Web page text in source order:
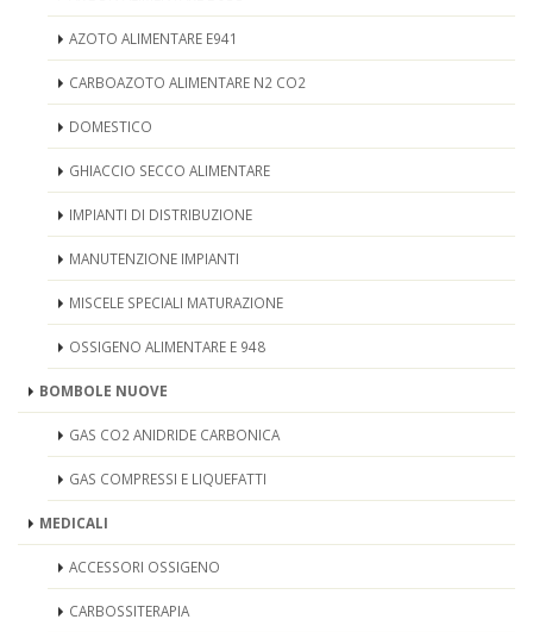
AZOTO ALIMENTARE E941
CARBOAZOTO ALIMENTARE N2 CO2
DOMESTICO
GHIACCIO SECCO ALIMENTARE
IMPIANTI DI DISTRIBUZIONE
MANUTENZIONE IMPIANTI
MISCELE SPECIALI MATURAZIONE
OSSIGENO ALIMENTARE E 948
BOMBOLE NUOVE
GAS CO2 ANIDRIDE CARBONICA
GAS COMPRESSI E LIQUEFATTI
MEDICALI
ACCESSORI OSSIGENO
CARBOSSITERAPIA